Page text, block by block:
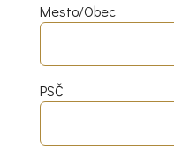
Mesto/Obec
PSČ